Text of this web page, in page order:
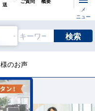
送
メ
ニュー
検索
のお声
声